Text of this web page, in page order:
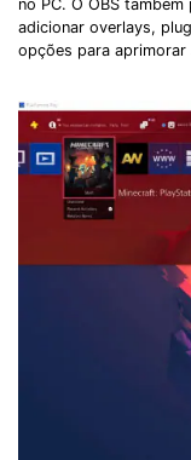
no PC. O OBS
adicionar overlays,
opções para aprimorar